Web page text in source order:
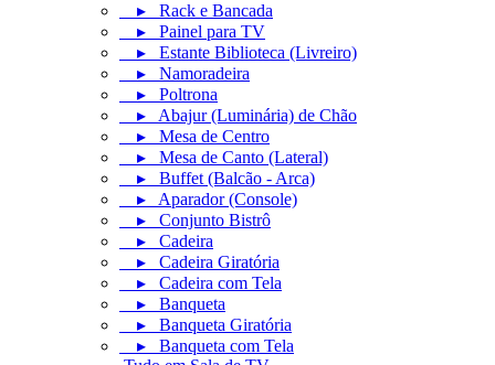
▸ Rack e Bancada
▸ Painel para TV
▸ Estante Biblioteca (Livreiro)
▸ Namoradeira
▸ Poltrona
▸ Abajur (Luminária) de Chão
▸ Mesa de Centro
▸ Mesa de Canto (Lateral)
▸ Buffet (Balcão - Arca)
▸ Aparador (Console)
▸ Conjunto Bistrô
▸ Cadeira
▸ Cadeira Giratória
▸ Cadeira com Tela
▸ Banqueta
▸ Banqueta Giratória
▸ Banqueta com Tela